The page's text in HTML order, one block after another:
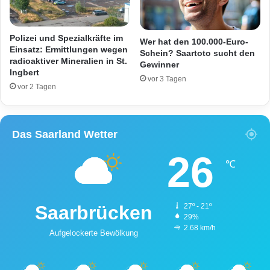
h
w
e
r
v
e
r
r
S
.
a
l
s
M
e
Polizei und Spezialkräfte im
Einsatz: Ermittlungen wegen
radioaktiver Mineralien in St.
Ingbert
vor 2 Tagen
Wer hat den 100.000-Euro-
Schein? Saartoto sucht den
Gewinner
vor 3 Tagen
Das Saarland Wetter
Saarbrücken
Aufgelockerte Bewölkung
26 ℃
27º - 21º
29%
2.68 km/h